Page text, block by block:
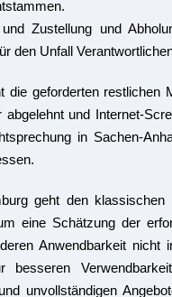
Zustellung und
den Unfall
geforderten restlichen
und Internet-
in Sachen-
geht den
eine Schätzung der
Anwendbarkeit nicht
unvollständigen